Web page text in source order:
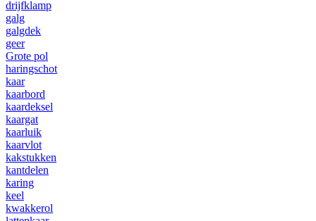
drijfklamp
galg
galgdek
geer
Grote pol
haringschot
kaar
kaarbord
kaardeksel
kaargat
kaarluik
kaarvlot
kakstukken
kantdelen
karing
keel
kwakkerol